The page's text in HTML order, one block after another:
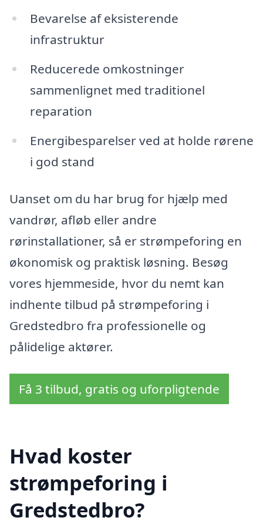
Bevarelse af eksisterende
infrastruktur
Reducerede omkostninger
sammenlignet med traditionel
reparation
Energibesparelser ved at holde rørene
i god stand
Uanset om du har brug for hjælp med
vandrør, afløb eller andre
rørinstallationer, så er strømpeforing en
økonomisk og praktisk løsning. Besøg
vores hjemmeside, hvor du nemt kan
indhente tilbud på strømpeforing i
Gredstedbro fra professionelle og
pålidelige aktører.
Få 3 tilbud, gratis og uforpligtende
Hvad koster
strømpeforing i
Gredstedbro?